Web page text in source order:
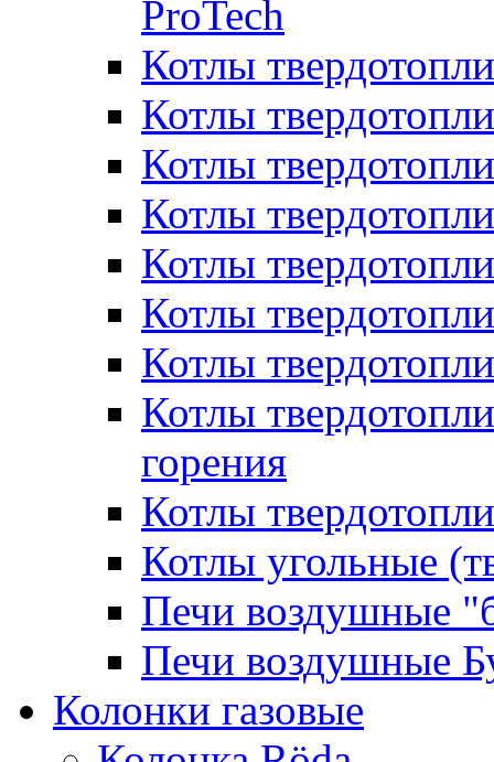
ProTech
Котлы
Котлы
Котлы
Котлы
Котлы
Котлы
Котлы
Котлы
горения
Котлы
Котлы угольные
Печи воздушные
Печи воздушные
Колонки газовые